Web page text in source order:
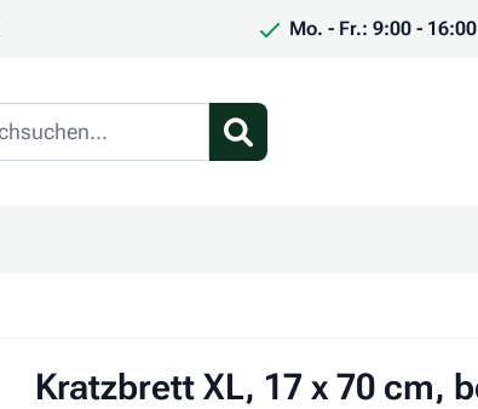
Mo. - Fr.: 9:00 -
Kratzbrett XL, 17 x 70 cm,